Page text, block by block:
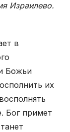
Израилево.
в
Божьи
их
Бог примет